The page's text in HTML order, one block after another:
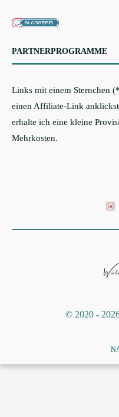
PARTNERPROGRAMME
Links mit einem Sternchen
einen Affiliate-Link
erhalte ich eine kleine
Mehrkosten.
©️ 2020 -